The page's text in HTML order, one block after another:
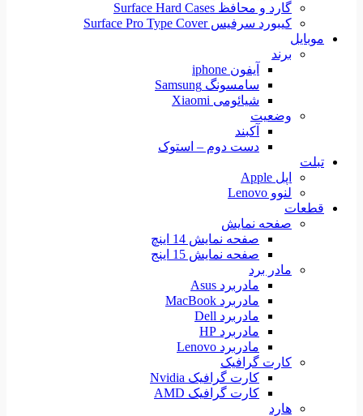
گارد و محافظ Surface Hard Cases
کیبورد سرفیس Surface Pro Type Cover
موبایل
برند
آیفون iphone
سامسونگ Samsung
شیائومی Xiaomi
وضعیت
آکبند
دست دوم – استوک
تبلت
اپل Apple
لنوو Lenovo
قطعات
صفحه نمایش
صفحه نمایش 14 اینچ
صفحه نمایش 15 اینج
مادر برد
مادربرد Asus
مادربرد MacBook
مادربرد Dell
مادربرد HP
مادربرد Lenovo
کارت گرافیک
کارت گرافیک Nvidia
کارت گرافیک AMD
هارد